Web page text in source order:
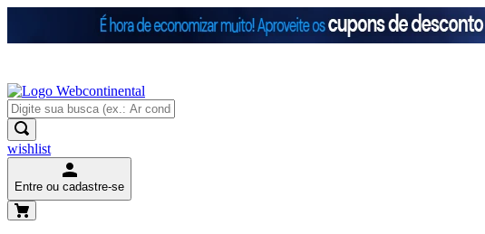
wishlist
Entre ou cadastre-se